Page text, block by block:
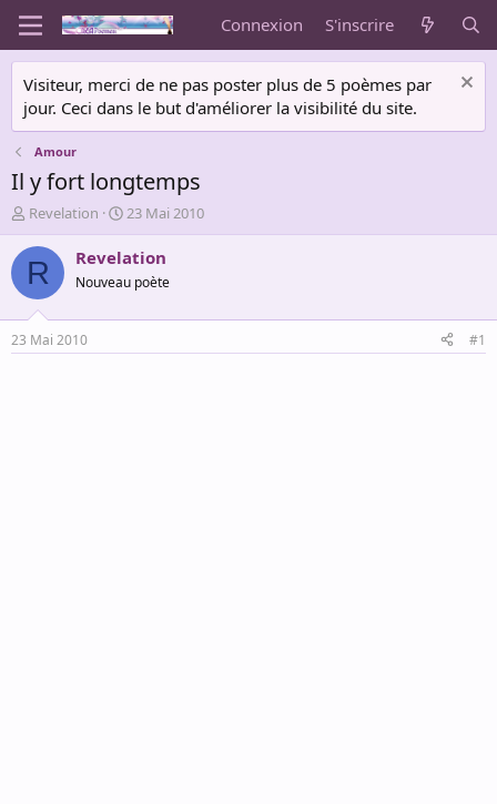
Connexion S'inscrire
Visiteur, merci de ne pas poster plus de 5 poèmes par
jour. Ceci dans le but d'améliorer la visibilité du site.
Amour
Il y fort longtemps
A
u
t
e
r
d
e
Revelation
D
a
t
d
é
23 Mai 2010
R Revelation
Nouveau poète
23 Mai 2010 #1